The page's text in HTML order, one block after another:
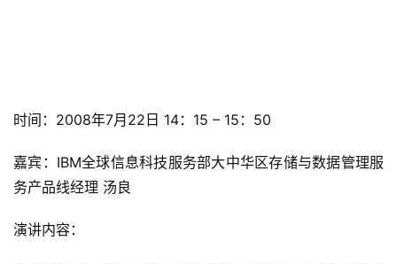
时间：2008年7月22日 14：15 – 15：50
嘉宾：IBM全球信息科技服务部大中华区存储与数据管理服
务产品线经理 汤良
演讲内容：